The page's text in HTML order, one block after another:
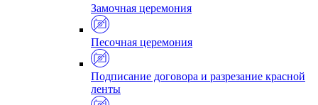
Замочная церемония
Песочная церемония
Подписание договора и разрезание красной
ленты